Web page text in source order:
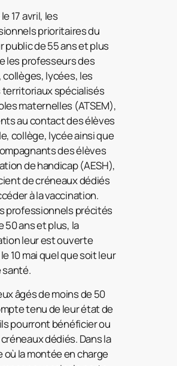
17 avril, les
prioritaires du
public de 55 ans et plus
les professeurs des
collèges, lycées, les
spécialisés
maternelles (ATSEM),
au contact des élèves
collège, lycée ainsi que
des élèves
de handicap (AESH),
de créneaux dédiés
à la vaccination.
professionnels précités
50 ans et plus, la
leur est ouverte
10 mai quel que soit leur
âgés de moins de 50
tenu de leur état de
pourront bénéficier ou
dédiés. Dans la
où la montée en charge